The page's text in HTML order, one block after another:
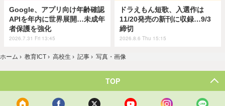
Google、アプリ向け年齢確認
APIを年内に世界展開…未成年
者保護を強化
2026.7.31 Fri 13:45
ドラえもん短歌、入選作は
11/20発売の新刊に収録…9/3
締切
2026.8.6 Thu 15:15
ホーム › 教育ICT › 高校生 › 記事 › 写真・画像
TOP